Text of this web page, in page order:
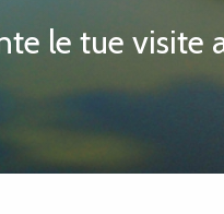
le tue visite